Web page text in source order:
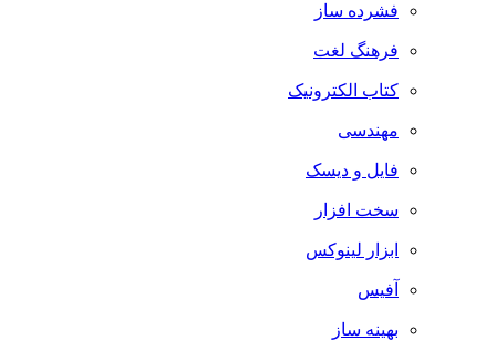
فشرده ساز
فرهنگ لغت
کتاب الکترونیک
مهندسی
فایل و دیسک
سخت افزار
ابزار لینوکس
آفیس
بهینه ساز